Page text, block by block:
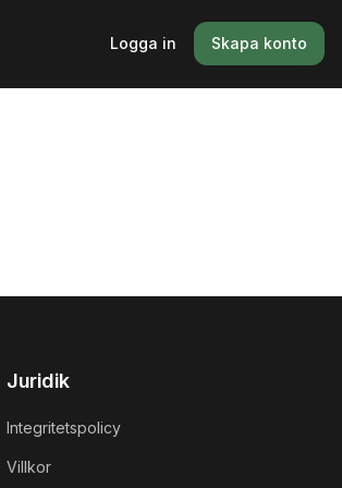
Logga in Skapa konto
Juridik
Integritetspolicy
Villkor